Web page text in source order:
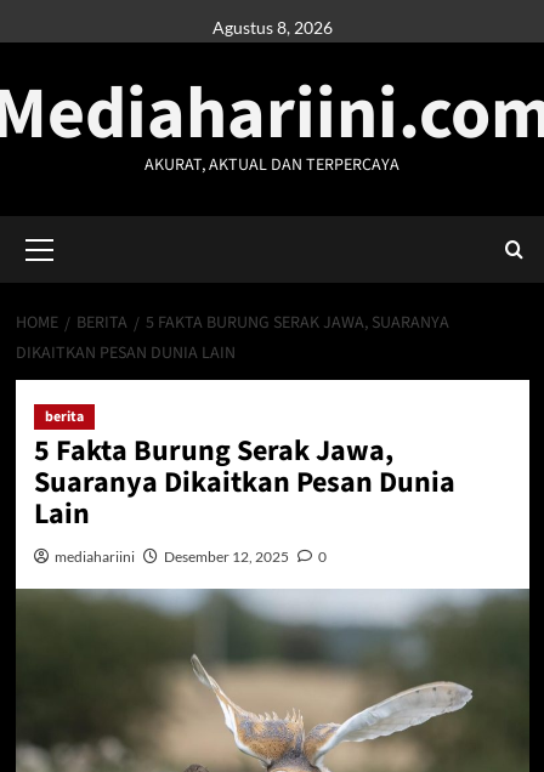
to
Agustus 8, 2026
AKURAT, AKTUAL DAN TERPERCAYA
Menu
HOME BERITA
5 FAKTA BURUNG SERAK JAWA, SUARANYA
DIKAITKAN PESAN DUNIA LAIN
berita
5 Fakta Burung Serak Jawa,
Suaranya Dikaitkan Pesan Dunia
Lain
mediahariini Desember 12, 2025 0